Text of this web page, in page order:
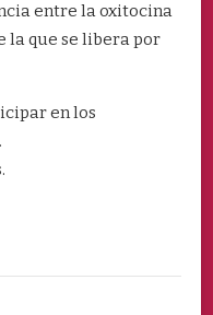
entre la oxitocina
la que se libera por
en los